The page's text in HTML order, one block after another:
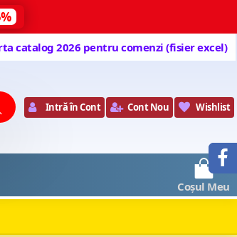
catalog 2026 pentru comenzi (fisier excel)
Intră în Cont Cont Nou Wishlist
Coșul Meu
0